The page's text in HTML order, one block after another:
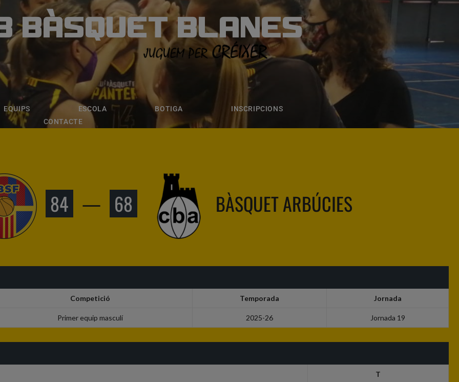
BÀSQUET BLANES
EQUIPS ESCOLA BOTIGA
INSCRIPCIONS
CONTACTE
BLANES
ESCOLA BOTIGA INSCRIPCIONS
84 — 68 BÀSQUET ARBÚCIES
Competició Temporada Jornada
Primer equip masculí 2025-26 Jornada 19
T